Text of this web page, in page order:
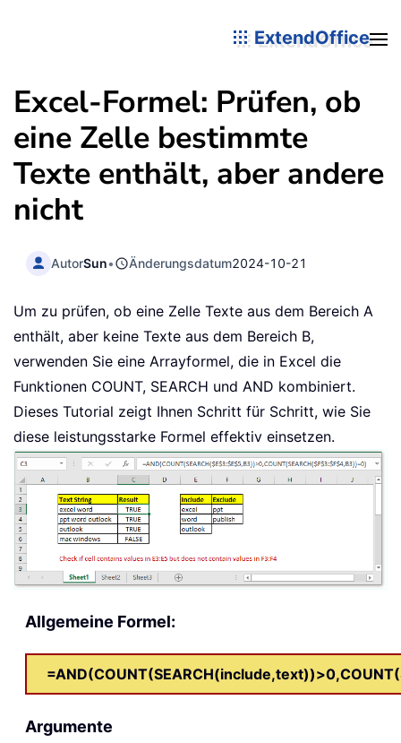
ExtendOffice
Excel-Formel: Prüfen, ob
eine Zelle bestimmte
Texte enthält, aber andere
nicht
AutorSun• Änderungsdatum2024-10-21
Um zu prüfen, ob eine Zelle Texte aus dem Bereich A
enthält, aber keine Texte aus dem Bereich B,
verwenden Sie eine Arrayformel, die in Excel die
Funktionen COUNT, SEARCH und AND kombiniert.
Dieses Tutorial zeigt Ihnen Schritt für Schritt, wie Sie
diese leistungsstarke Formel effektiv einsetzen.
Allgemeine Formel:
Argumente